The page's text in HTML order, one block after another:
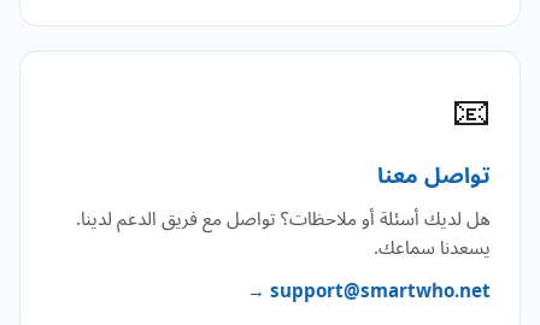
📧
تواصل معنا
هل لديك أسئلة أو ملاحظات؟ تواصل مع فريق الدعم لدينا.
يسعدنا سماعك.
support@smartwho.net →